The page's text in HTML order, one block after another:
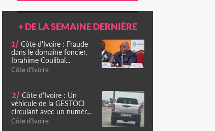
+ DE LA SEMAINE DERNIÈRE
1/ Côte d'Ivoire : Fraude
dans le domaine foncier,
Ibrahime Coulibal...
Côte d'Ivoire
2/ Côte d'Ivoire : Un
véhicule de la GESTOCI
circulant avec un numér...
Côte d'Ivoire